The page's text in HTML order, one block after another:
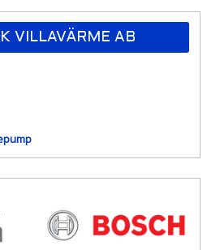
VILLAVÄRME AB